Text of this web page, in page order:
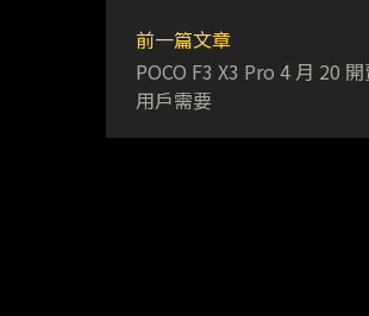
前一篇文章
POCO F3 X3 Pro 4 月 20
用戶需要